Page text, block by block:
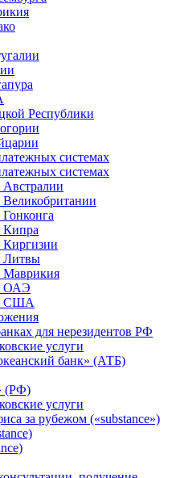
Республики
системах
системах
Кипра
Литвы
Маврикия
ОАЭ
США
для нерезидентов РФ
услуги
банк» (АТБ)
(РФ)
услуги
за рубежом («substance»)